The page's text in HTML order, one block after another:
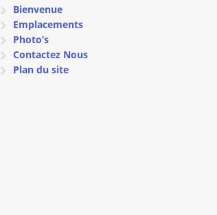
Bienvenue
Emplacements
Photo’s
Contactez Nous
Plan du site